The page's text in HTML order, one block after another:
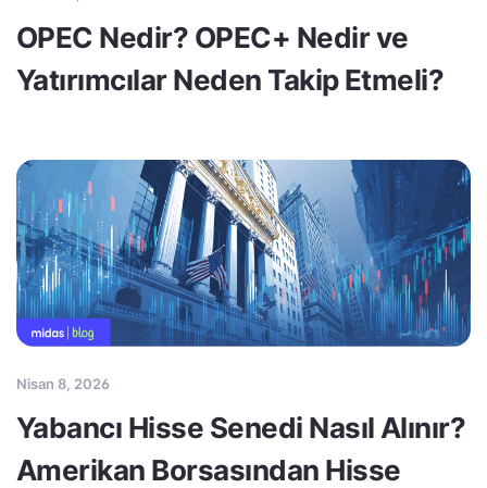
OPEC Nedir? OPEC+ Nedir ve
Yatırımcılar Neden Takip Etmeli?
Nisan 8, 2026
Yabancı Hisse Senedi Nasıl Alınır?
Amerikan Borsasından Hisse